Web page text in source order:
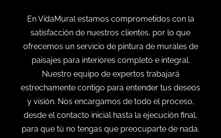
En VidaMural estamos comprometidos con la
satisfacción de nuestros clientes, por lo que
ofrecemos un servicio de pintura de murales de
paisajes para interiores completo e integral.
Nuestro equipo de expertos trabajará
estrechamente contigo para entender tus deseos
y visión. Nos encargamos de todo el proceso,
desde el contacto inicial hasta la ejecución final,
para que tú no tengas que preocuparte de nada.